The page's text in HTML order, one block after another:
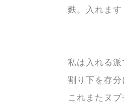
麩。入れま
私は入れる
割り下を存
これまたヌ